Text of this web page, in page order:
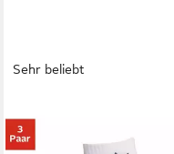
Sehr beliebt
Sportsocken MID CREW, 3
PAAR (3-Paar) knöchellange